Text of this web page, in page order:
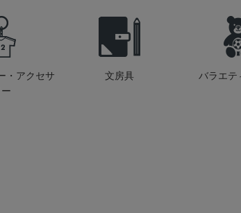
・アクセサ
ー
文房具 バラエテ